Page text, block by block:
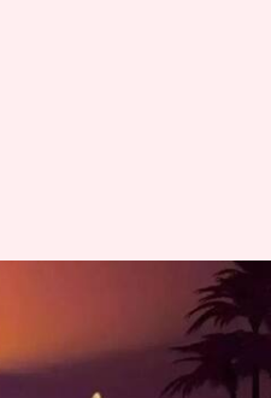
దృష్టిలో
ఉండాలి? ఆమెకు